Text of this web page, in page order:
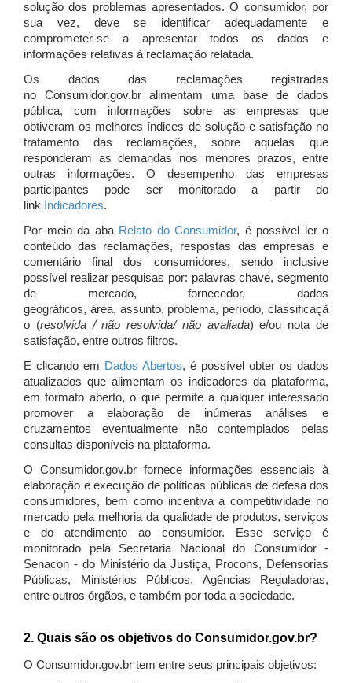
solução dos problemas apresentados. O consumidor, por
sua vez, deve se identificar adequadamente e
comprometer-se a apresentar todos os dados e
informações relativas à reclamação relatada.
Os dados das reclamações registradas
no Consumidor.gov.br alimentam uma base de dados
pública, com informações sobre as empresas que
obtiveram os melhores índices de solução e satisfação no
tratamento das reclamações, sobre aquelas que
responderam as demandas nos menores prazos, entre
outras informações. O desempenho das empresas
participantes pode ser monitorado a partir do
link Indicadores.
Por meio da aba Relato do Consumidor, é possível ler o
conteúdo das reclamações, respostas das empresas e
comentário final dos consumidores, sendo inclusive
possível realizar pesquisas por: palavras chave, segmento
de mercado, fornecedor, dados
geográficos, área, assunto, problema, período, classificaçã
o (resolvida / não resolvida/ não avaliada) e/ou nota de
satisfação, entre outros filtros.
E clicando em Dados Abertos, é possível obter os dados
atualizados que alimentam os indicadores da plataforma,
em formato aberto, o que permite a qualquer interessado
promover a elaboração de inúmeras análises e
cruzamentos eventualmente não contemplados pelas
consultas disponíveis na plataforma.
O Consumidor.gov.br fornece informações essenciais à
elaboração e execução de políticas públicas de defesa dos
consumidores, bem como incentiva a competitividade no
mercado pela melhoria da qualidade de produtos, serviços
e do atendimento ao consumidor. Esse serviço é
monitorado pela Secretaria Nacional do Consumidor -
Senacon - do Ministério da Justiça, Procons, Defensorias
Públicas, Ministérios Públicos, Agências Reguladoras,
entre outros órgãos, e também por toda a sociedade.
2. Quais são os objetivos do Consumidor.gov.br?
O Consumidor.gov.br tem entre seus principais objetivos: